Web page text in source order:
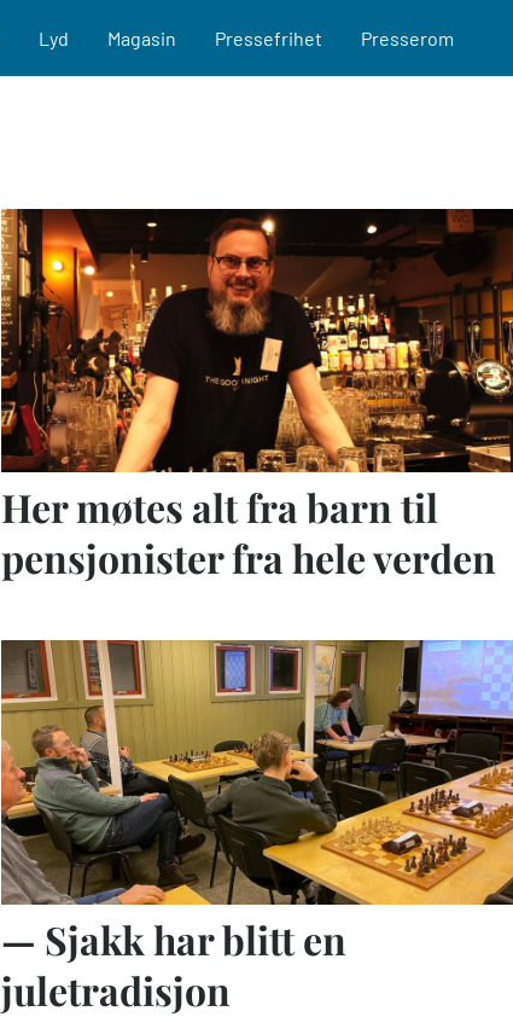
Lyd Magasin Pressefrihet Presserom
Her møtes alt fra barn til
pensjonister fra hele verden
— Sjakk har blitt en
juletradisjon